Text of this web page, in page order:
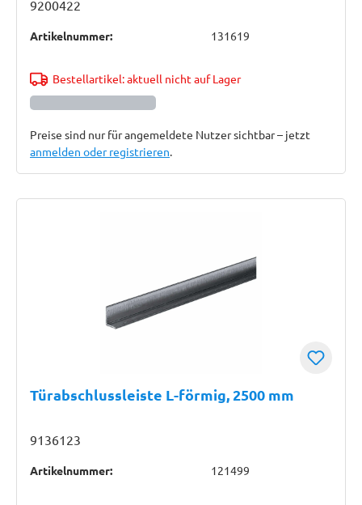
9200422
Artikelnummer: 131619
Bestellartikel: aktuell nicht auf Lager
Preise sind nur für angemeldete Nutzer sichtbar – jetzt
anmelden oder registrieren.
Türabschlussleiste L-förmig, 2500 mm
9136123
Artikelnummer: 121499